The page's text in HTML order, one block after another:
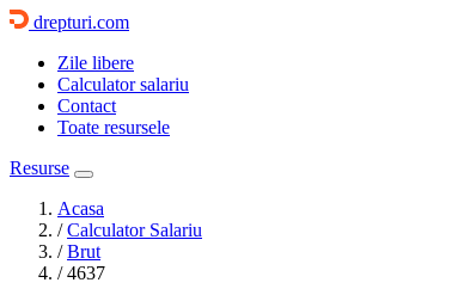
drepturi.com
Zile libere
Calculator salariu
Contact
Toate resursele
Resurse
Acasa
/ Calculator Salariu
/ Brut
/ 4637